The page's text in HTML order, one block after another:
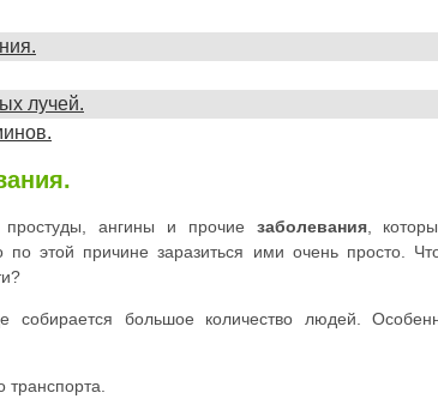
лучей.
ангины и прочие заболевания,
этой причине заразиться ими очень просто.
собирается большое количество людей.
транспорта.